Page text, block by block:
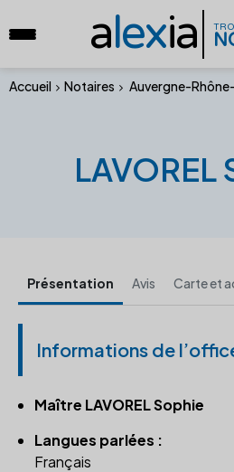
alexia
Accueil Notaires Auvergne-
LAVOREL
Présentation Avis Carte et
Informations de
Maître LAVOREL Sophie
Langues parlées :
Français